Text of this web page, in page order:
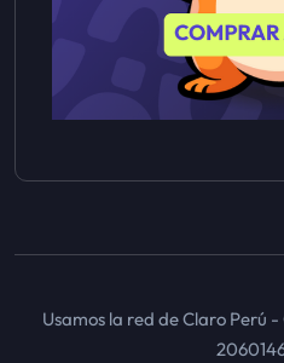
Usamos la red de Claro Perú